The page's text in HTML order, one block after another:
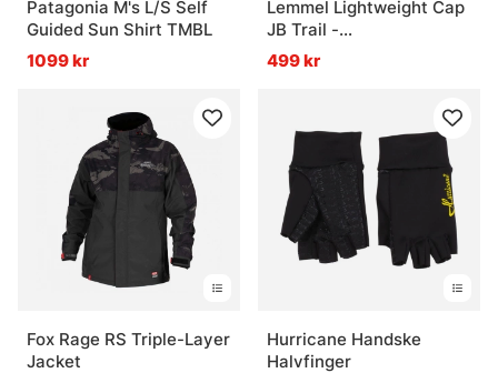
Patagonia M's L/S Self
Guided Sun Shirt TMBL
1099 kr
Lemmel Lightweight Cap
JB Trail -
Green/Black/grey
499 kr
Fox Rage RS Triple-Layer
Jacket
Hurricane Handske
Halvfinger